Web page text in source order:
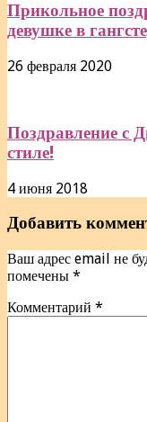
Прикольное
девушке в
26 февраля 2020
Поздравление с
стиле!
4 июня 2018
Добавить
Ваш адрес email не
помечены *
Комментарий *